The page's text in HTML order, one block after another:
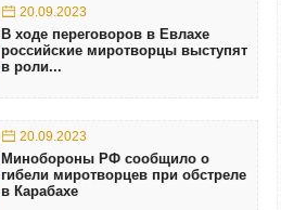
20.09.2023
В ходе переговоров в Евлахе
российские миротворцы выступят
в роли...
20.09.2023
Минобороны РФ сообщило о
гибели миротворцев при обстреле
в Карабахе